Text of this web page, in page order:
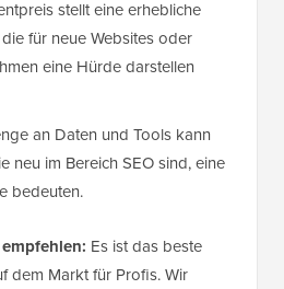
stellt eine erhebliche
für neue Websites oder
eine Hürde darstellen
an Daten und Tools kann
neu im Bereich SEO sind, eine
bedeuten.
Es ist das beste
dem Markt für Profis. Wir